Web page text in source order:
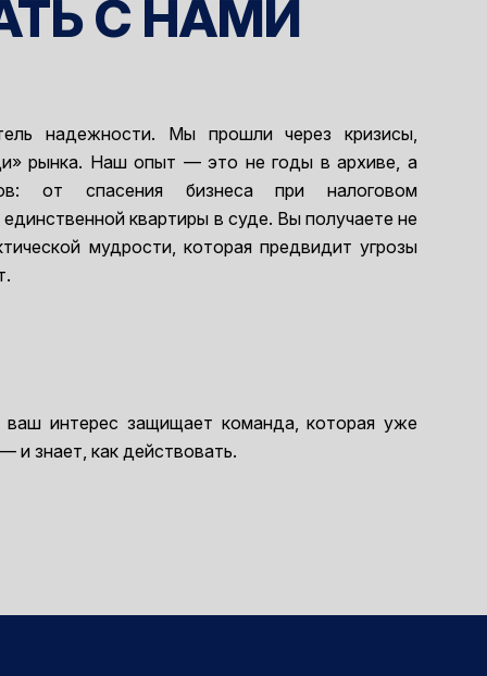
С НАМИ
надежности. Мы прошли через кризисы,
рынка. Наш опыт — это не годы в архиве, а
от спасения бизнеса при налоговом
квартиры в суде. Вы получаете не
мудрости, которая предвидит угрозы
ваш интерес защищает команда, которая уже
и знает, как действовать.